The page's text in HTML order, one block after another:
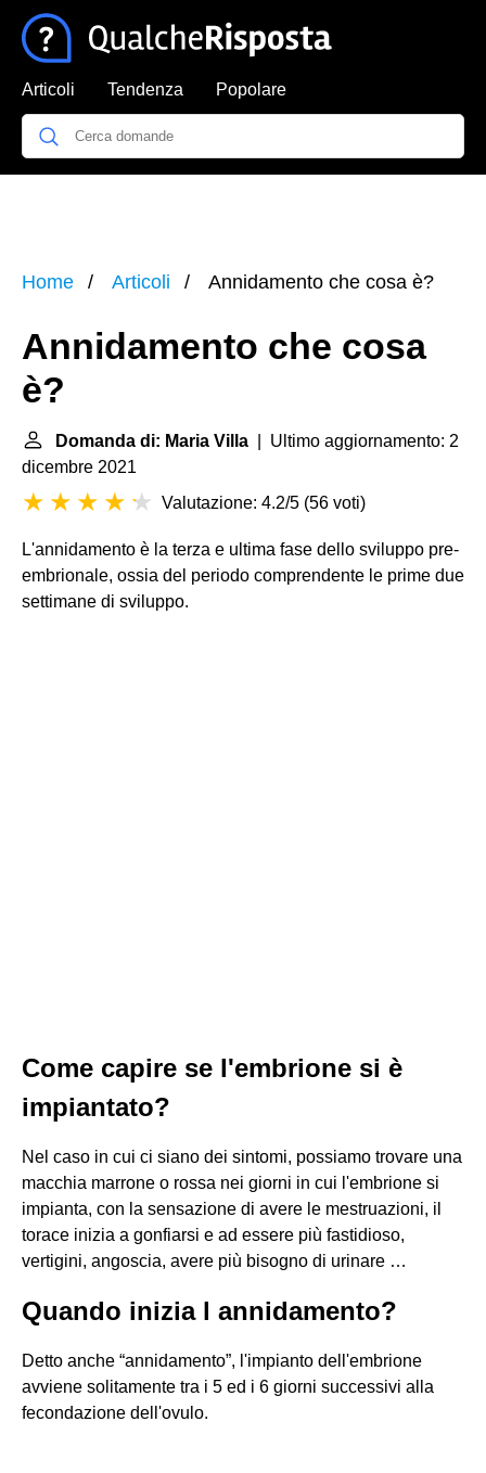
Articoli Tendenza Popolare
Home Articoli Annidamento che cosa è?
Annidamento che cosa
è?
Domanda di: Maria Villa | Ultimo aggiornamento: 2
dicembre 2021
Valutazione: 4.2/5 (56 voti)
L'annidamento è la terza e ultima fase dello sviluppo pre-
embrionale, ossia del periodo comprendente le prime due
settimane di sviluppo.
Come capire se l'embrione si è
impiantato?
Nel caso in cui ci siano dei sintomi, possiamo trovare una
macchia marrone o rossa nei giorni in cui l'embrione si
impianta, con la sensazione di avere le mestruazioni, il
torace inizia a gonfiarsi e ad essere più fastidioso,
vertigini, angoscia, avere più bisogno di urinare …
Quando inizia l annidamento?
Detto anche “annidamento”, l'impianto dell'embrione
avviene solitamente tra i 5 ed i 6 giorni successivi alla
fecondazione dell'ovulo.